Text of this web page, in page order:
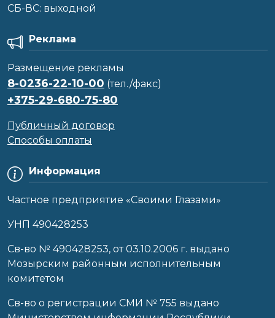
CБ-ВС: выходной
Информация
Частное предприятие «Своими Глазами»
УНП 490428253
Cв-во № 490428253, от 03.10.2006 г. выдано
Мозырским районным исполнительным
комитетом
Св-во о регистрации СМИ № 755 выдано
Реклама
Размещение рекламы
8-0236-22-10-00 (тел./факс)
+375-29-680-75-80
Публичный договор
Способы оплаты